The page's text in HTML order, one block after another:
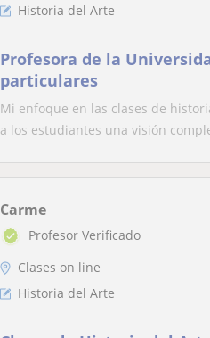
Historia del Arte
Profesora de la
particulares
Mi enfoque en las clases de
a los estudiantes una visión
Carme
Profesor Verificado
Clases on line
Historia del Arte